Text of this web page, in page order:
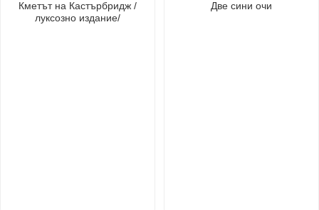
Кметът на Кастърбридж /
луксозно издание/
Две сини очи